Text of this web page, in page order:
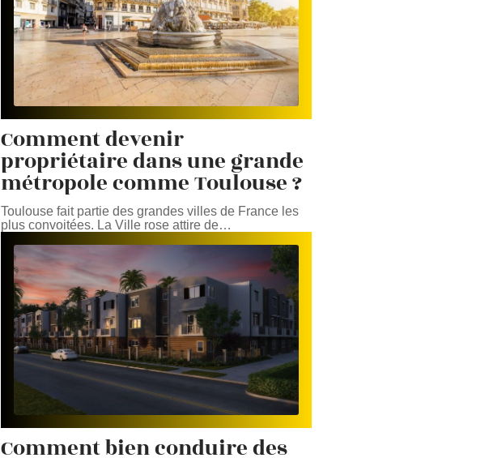
Comment devenir
propriétaire dans une grande
métropole comme Toulouse ?
Toulouse fait partie des grandes villes de France les
plus convoitées. La Ville rose attire de…
Comment bien conduire des